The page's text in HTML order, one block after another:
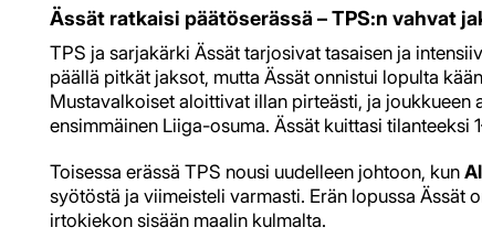
Ässät ratkaisi päätöserässä – TPS:n vahvat
TPS ja sarjakärki Ässät tarjosivat tasaisen ja
päällä pitkät jaksot, mutta Ässät onnistui lopulta
Mustavalkoiset aloittivat illan pirteästi, ja joukkueen
ensimmäinen Liiga-osuma. Ässät kuittasi tilanteeksi
Toisessa erässä TPS nousi uudelleen johtoon, kun
syötöstä ja viimeisteli varmasti. Erän lopussa Ässät
irtokiekon sisään maalin kulmalta.